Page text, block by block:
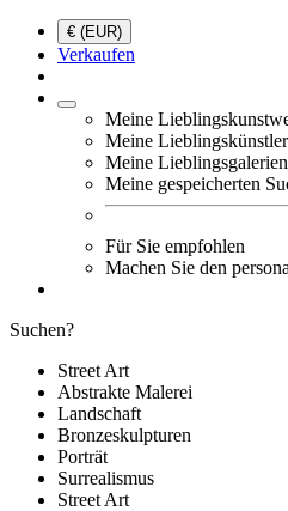
€ (EUR)
Verkaufen
Meine
Meine Lieblingskünstler
Meine Lieblingsgalerien
Meine gespeicherten
Für Sie empfohlen
Machen Sie den
Suchen?
Street Art
Abstrakte Malerei
Landschaft
Bronzeskulpturen
Porträt
Surrealismus
Street Art